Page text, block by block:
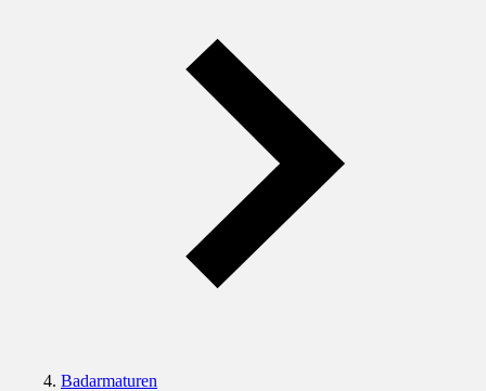
Badarmaturen